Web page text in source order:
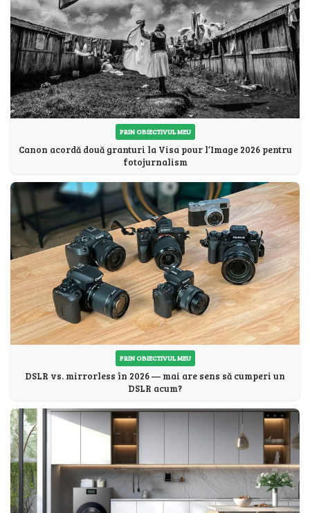
PRIN OBIECTIVUL MEU
Canon acordă două granturi la Visa pour l’Image 2026 pentru
fotojurnalism
PRIN OBIECTIVUL MEU
DSLR vs. mirrorless în 2026 — mai are sens să cumperi un
DSLR acum?